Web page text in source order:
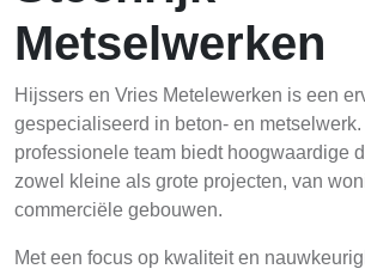
Metselwerken
Hijssers en Vries Metelewerken is een
gespecialiseerd in beton- en metselwerk.
professionele team biedt hoogwaardige
zowel kleine als grote projecten, van
commerciële gebouwen.
Met een focus op kwaliteit en